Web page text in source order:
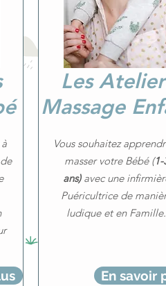
Les
Massage
Vous souhaitez
masser votre Bébé (1-
ans)avec une
Puéricultrice de
ludique et en Famille.
En savoir